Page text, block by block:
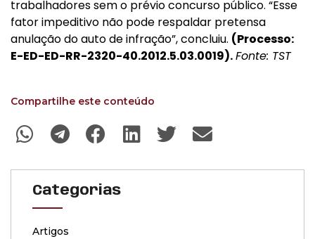
trabalhadores sem o prévio concurso público. “Esse
fator impeditivo não pode respaldar pretensa
anulação do auto de infração”, concluiu. (Processo:
E-ED-ED-RR-2320-40.2012.5.03.0019).Fonte: TST
Compartilhe este conteúdo
Categorias
Artigos